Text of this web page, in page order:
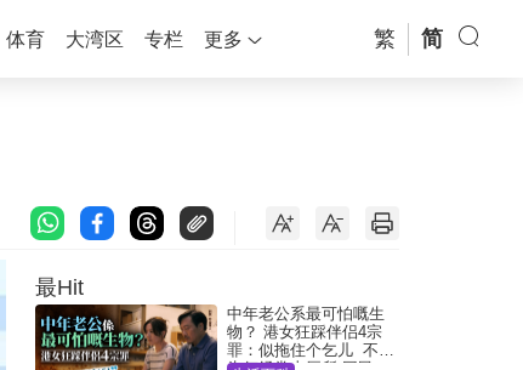
体育 大湾区 专栏 更多 繁 简
最Hit
中年老公系最可怕嘅生
物？ 港女狂踩伴侣4宗
罪：似拖住个乞儿 不解